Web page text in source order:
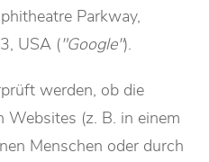
Parkway,
USA ( Google ).
werden, ob die
Websites (z. B. in einem
Menschen oder durch